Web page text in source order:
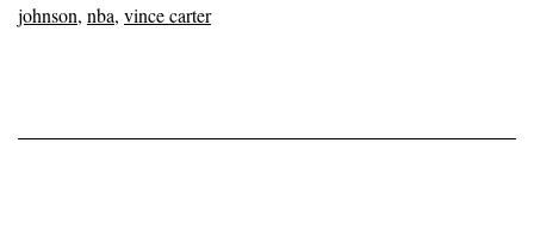
johnson, nba, vince carter